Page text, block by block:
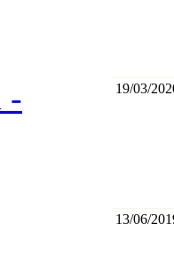
-
19/03/
13/06/